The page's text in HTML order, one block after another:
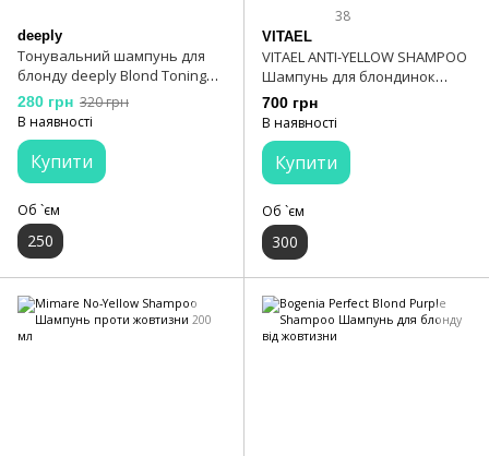
deeply
Тонувальний шампунь для
блонду deeply Blond Toning
Shampoo
280 грн 320 грн
В наявності
Купити
Об `єм
250
38
VITAEL
VITAEL ANTI-YELLOW SHAMPOO
Шампунь для блондинок
антижовтизна 300 мл
700 грн
В наявності
Купити
Об `єм
300